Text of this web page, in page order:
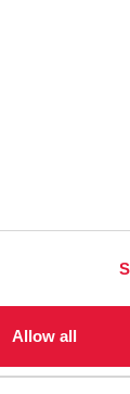
Allow all
est au cœur
voir le
travaille
»